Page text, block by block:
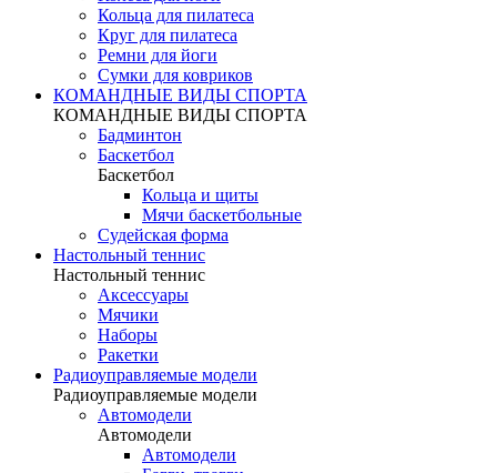
Кольца для пилатеса
Круг для пилатеса
Ремни для йоги
Сумки для ковриков
КОМАНДНЫЕ ВИДЫ СПОРТА
КОМАНДНЫЕ ВИДЫ СПОРТА
Бадминтон
Баскетбол
Баскетбол
Кольца и щиты
Мячи баскетбольные
Судейская форма
Настольный теннис
Настольный теннис
Аксессуары
Мячики
Наборы
Ракетки
Радиоуправляемые модели
Радиоуправляемые модели
Автомодели
Автомодели
Автомодели